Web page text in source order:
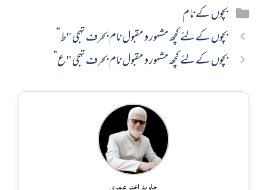
Categories
بچوں کے نام
بچوں کے لئے کچھ مشہور و مقبول نام بحرف تہجی "ط”
بچوں کے لئے کچھ مشہور و مقبول نام بحرف تہجی "ع”